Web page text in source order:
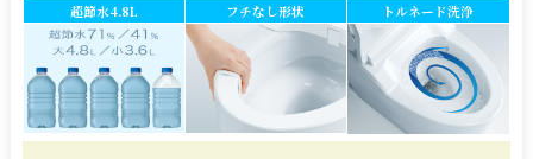
超節水4.8L
フチなし形状 トルネード洗浄